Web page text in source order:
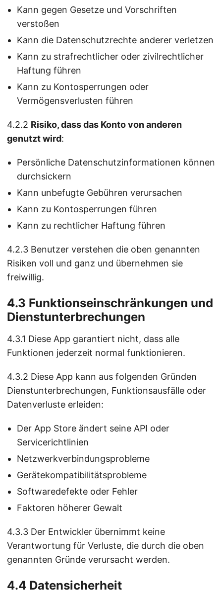
Kann gegen Gesetze und Vorschriften
verstoßen
Kann die Datenschutzrechte anderer verletzen
Kann zu strafrechtlicher oder zivilrechtlicher
Haftung führen
Kann zu Kontosperrungen oder
Vermögensverlusten führen
4.2.2 Risiko, dass das Konto von anderen
genutzt wird:
Persönliche Datenschutzinformationen können
durchsickern
Kann unbefugte Gebühren verursachen
Kann zu Kontosperrungen führen
Kann zu rechtlicher Haftung führen
4.2.3 Benutzer verstehen die oben genannten
Risiken voll und ganz und übernehmen sie
freiwillig.
4.3 Funktionseinschränkungen und
Dienstunterbrechungen
4.3.1 Diese App garantiert nicht, dass alle
Funktionen jederzeit normal funktionieren.
4.3.2 Diese App kann aus folgenden Gründen
Dienstunterbrechungen, Funktionsausfälle oder
Datenverluste erleiden:
Der App Store ändert seine API oder
Servicerichtlinien
Netzwerkverbindungsprobleme
Gerätekompatibilitätsprobleme
Softwaredefekte oder Fehler
Faktoren höherer Gewalt
4.3.3 Der Entwickler übernimmt keine
Verantwortung für Verluste, die durch die oben
genannten Gründe verursacht werden.
4.4 Datensicherheit